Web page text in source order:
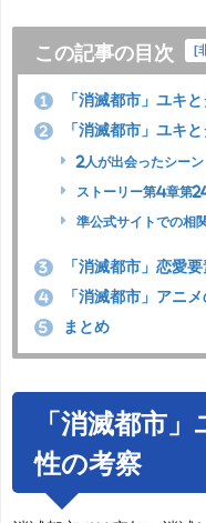
この記事の目次
1 「消滅都市」ユキ
2 「消滅都市」ユキ
2人が出会ったシーン
ストーリー第4章第
準公式サイトでの相
3 「消滅都市」恋愛
4 「消滅都市」アニ
5 まとめ
「消滅都市
性の考察